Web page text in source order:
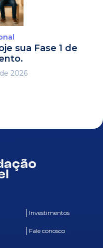
sua Fase 1 de
2026
Investimentos
Fale conosco